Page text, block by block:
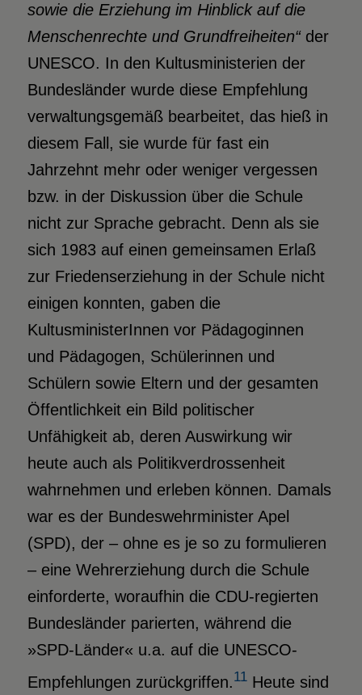
sowie die Erziehung im Hinblick auf die
Menschenrechte und Grundfreiheiten“der
UNESCO. In den Kultusministerien der
Bundesländer wurde diese Empfehlung
verwaltungsgemäß bearbeitet, das hieß in
diesem Fall, sie wurde für fast ein
Jahrzehnt mehr oder weniger vergessen
bzw. in der Diskussion über die Schule
nicht zur Sprache gebracht. Denn als sie
sich 1983 auf einen gemeinsamen Erlaß
zur Friedenserziehung in der Schule nicht
einigen konnten, gaben die
KultusministerInnen vor Pädagoginnen
und Pädagogen, Schülerinnen und
Schülern sowie Eltern und der gesamten
Öffentlichkeit ein Bild politischer
Unfähigkeit ab, deren Auswirkung wir
heute auch als Politikverdrossenheit
wahrnehmen und erleben können. Damals
war es der Bundeswehrminister Apel
(SPD), der – ohne es je so zu formulieren
– eine Wehrerziehung durch die Schule
einforderte, woraufhin die CDU-regierten
Bundesländer parierten, während die
»SPD-Länder« u.a. auf die UNESCO-
Empfehlungen zurückgriffen.11Heute sind